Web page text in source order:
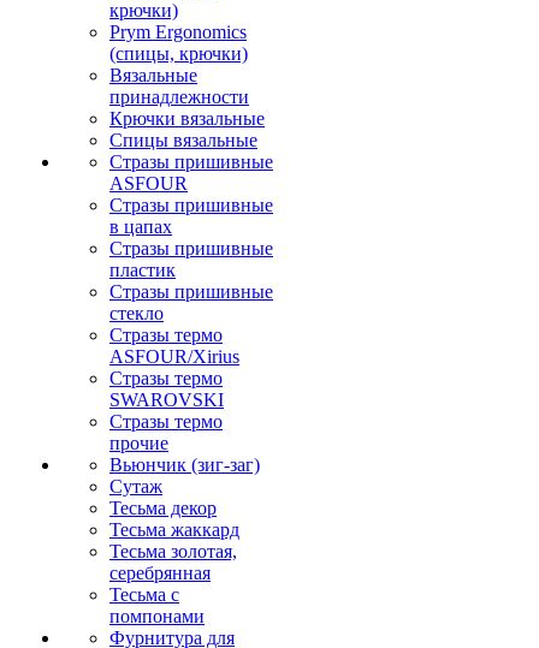
крючки)
Prym Ergonomics
(спицы, крючки)
Вязальные
принадлежности
Крючки вязальные
Спицы вязальные
Стразы пришивные
ASFOUR
Стразы пришивные
в цапах
Стразы пришивные
пластик
Стразы пришивные
стекло
Стразы термо
ASFOUR/Xirius
Стразы термо
SWAROVSKI
Стразы термо
прочие
Вьюнчик (зиг-заг)
Сутаж
Тесьма декор
Тесьма жаккард
Тесьма золотая,
серебрянная
Тесьма с
помпонами
Фурнитура для